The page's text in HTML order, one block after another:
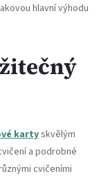
hlavní výhodu
kartyskvělým
a podrobné
cvičeními